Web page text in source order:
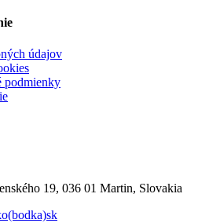
údajov
podmienky
19, 036 01 Martin, Slovakia